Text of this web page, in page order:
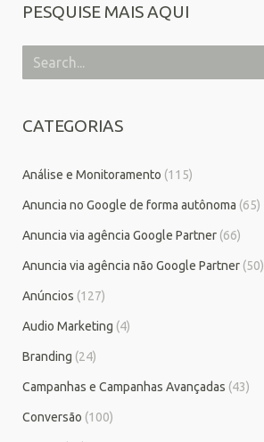
PESQUISE MAIS AQUI
CATEGORIAS
Análise e Monitoramento (115)
Anuncia no Google de forma autônoma (65)
Anuncia via agência Google Partner (66)
Anuncia via agência não Google Partner (50)
Anúncios (127)
Audio Marketing (4)
Branding (24)
Campanhas e Campanhas Avançadas (43)
Conversão (100)